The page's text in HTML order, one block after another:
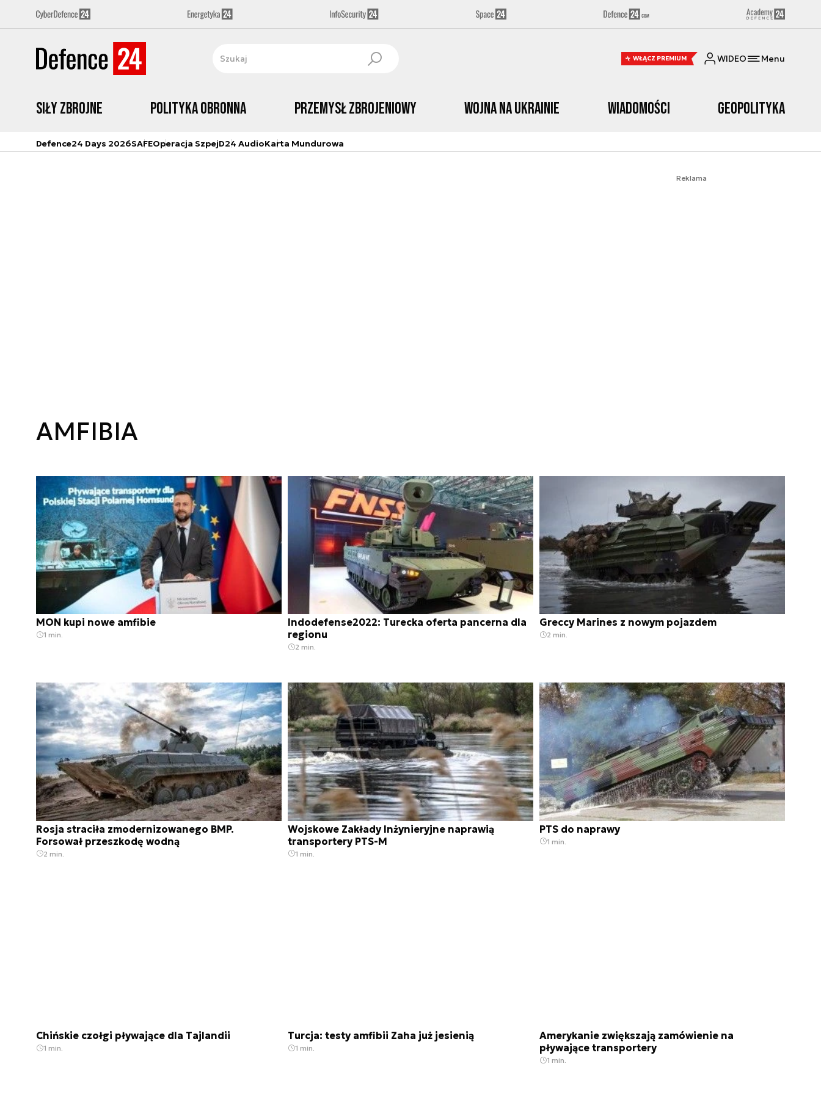
WŁĄCZ PREMIUM WIDEO Menu
Siły zbrojne Polityka obronna Przemysł Zbrojeniowy Wojna na Ukrainie Wiadomości Geopolityka
Defence24 Days 2026SAFEOperacja SzpejD24 AudioKarta Mundurowa
Reklama
AMFIBIA
MON kupi nowe amfibie
1 min.
Indodefense2022: Turecka oferta pancerna dla
regionu
2 min.
Greccy Marines z nowym pojazdem
2 min.
Rosja straciła zmodernizowanego BMP.
Forsował przeszkodę wodną
2 min.
Wojskowe Zakłady Inżynieryjne naprawią
transportery PTS-M
1 min.
PTS do naprawy
1 min.
Chińskie czołgi pływające dla Tajlandii
1 min.
Turcja: testy amfibii Zaha już jesienią
1 min.
Amerykanie zwiększają zamówienie na
pływające transportery
1 min.